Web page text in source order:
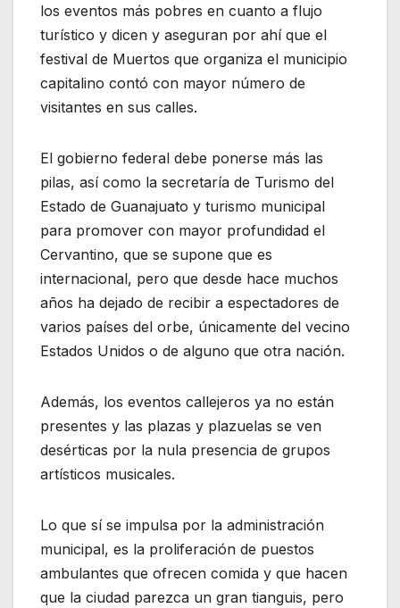
los eventos más pobres en cuanto a flujo
turístico y dicen y aseguran por ahí que el
festival de Muertos que organiza el municipio
capitalino contó con mayor número de
visitantes en sus calles.
El gobierno federal debe ponerse más las
pilas, así como la secretaría de Turismo del
Estado de Guanajuato y turismo municipal
para promover con mayor profundidad el
Cervantino, que se supone que es
internacional, pero que desde hace muchos
años ha dejado de recibir a espectadores de
varios países del orbe, únicamente del vecino
Estados Unidos o de alguno que otra nación.
Además, los eventos callejeros ya no están
presentes y las plazas y plazuelas se ven
desérticas por la nula presencia de grupos
artísticos musicales.
Lo que sí se impulsa por la administración
municipal, es la proliferación de puestos
ambulantes que ofrecen comida y que hacen
que la ciudad parezca un gran tianguis, pero